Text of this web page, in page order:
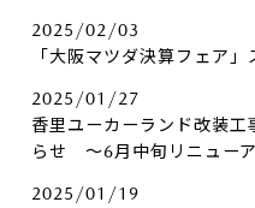
2025/02/03
「大阪マツダ決算フェア」
2025/01/27
香里ユーカーランド改装
らせ ～6月中旬リニュー
2025/01/19